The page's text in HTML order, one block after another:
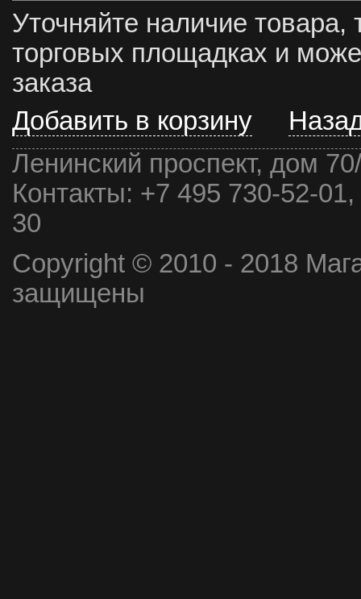
Уточняйте наличие товара,
торговых площадках и
заказа
Добавить в корзину
Ленинский проспект, дом
Контакты: +7 495 730-52-
30
Copyright © 2010 - 2018
защищены